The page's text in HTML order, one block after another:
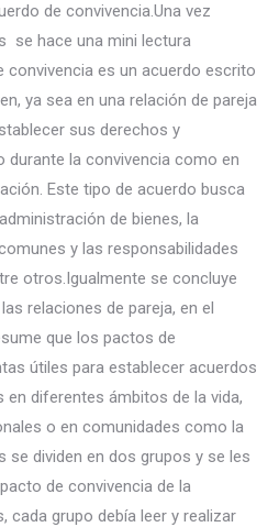
de convivencia.Una vez
se hace una mini lectura
convivencia es un acuerdo escrito
ya sea en una relación de pareja
sus derechos y
durante la convivencia como en
Este tipo de acuerdo busca
de bienes, la
y las responsabilidades
otros.Igualmente se concluye
relaciones de pareja, en el
que los pactos de
útiles para establecer acuerdos
diferentes ámbitos de la vida,
o en comunidades como la
se dividen en dos grupos y se les
de convivencia de la
cada grupo debía leer y realizar